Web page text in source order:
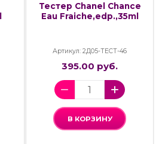
Тестер Chanel Chance
Eau Fraiche,edp.,35ml
Артикул: 2Д05-ТЕСТ-46
395.00 руб.
В КОРЗИНУ